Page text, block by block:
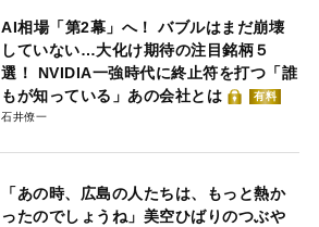
AI相場「第2幕」へ！ バブルはまだ崩壊
していない…大化け期待の注目銘柄５
選！ NVIDIA一強時代に終止符を打つ「誰
もが知っている」あの会社とは
有料
石井僚一
「あの時、広島の人たちは、もっと熱か
ったのでしょうね」美空ひばりのつぶや